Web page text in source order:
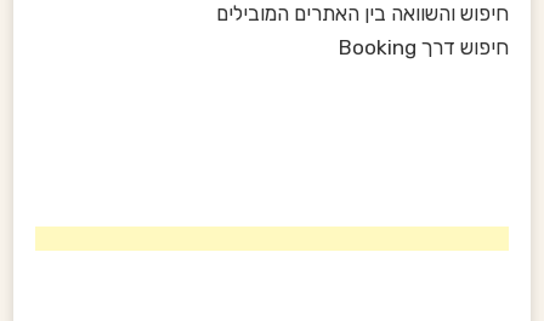
חיפוש והשוואה בין האתרים המובילים
חיפוש דרך Booking